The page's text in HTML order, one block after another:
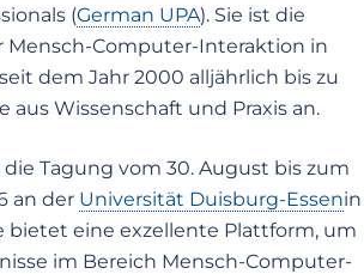
(German UPA). Sie ist die
Mensch-Computer-Interaktion in
dem Jahr 2000 alljährlich bis zu
aus Wissenschaft und Praxis an.
Tagung vom 30. August bis zum
an der Universität Duisburg-Essenin
bietet eine exzellente Plattform, um
im Bereich Mensch-Computer-